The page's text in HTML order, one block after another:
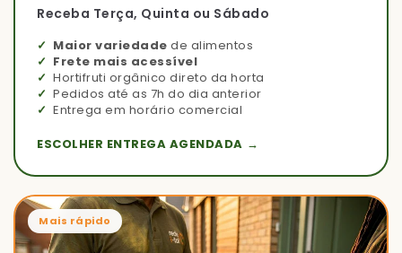
Receba Terça, Quinta ou Sábado
Maior variedade de alimentos
Frete mais acessível
Hortifruti orgânico direto da horta
Pedidos até as 7h do dia anterior
Entrega em horário comercial
ESCOLHER ENTREGA AGENDADA →
Mais rápido